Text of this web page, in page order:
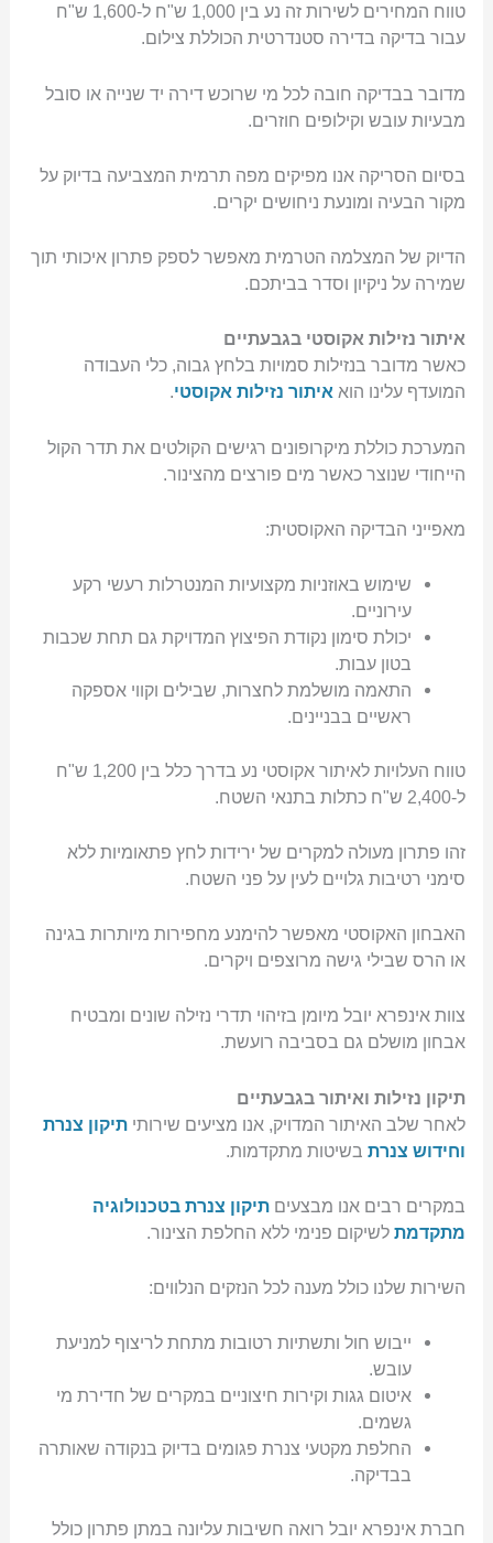
טווח המחירים לשירות זה נע בין 1,000 ש"ח ל-1,600 ש"ח
עבור בדיקה בדירה סטנדרטית הכוללת צילום.
מדובר בבדיקה חובה לכל מי שרוכש דירה יד שנייה או סובל
מבעיות עובש וקילופים חוזרים.
בסיום הסריקה אנו מפיקים מפה תרמית המצביעה בדיוק על
מקור הבעיה ומונעת ניחושים יקרים.
הדיוק של המצלמה הטרמית מאפשר לספק פתרון איכותי תוך
שמירה על ניקיון וסדר בביתכם.
איתור נזילות אקוסטי בגבעתיים
כאשר מדובר בנזילות סמויות בלחץ גבוה, כלי העבודה
המועדף עלינו הוא איתור נזילות אקוסטי.
המערכת כוללת מיקרופונים רגישים הקולטים את תדר הקול
הייחודי שנוצר כאשר מים פורצים מהצינור.
מאפייני הבדיקה האקוסטית:
שימוש באוזניות מקצועיות המנטרלות רעשי רקע
עירוניים.
יכולת סימון נקודת הפיצוץ המדויקת גם תחת שכבות
בטון עבות.
התאמה מושלמת לחצרות, שבילים וקווי אספקה
ראשיים בבניינים.
טווח העלויות לאיתור אקוסטי נע בדרך כלל בין 1,200 ש"ח
ל-2,400 ש"ח כתלות בתנאי השטח.
זהו פתרון מעולה למקרים של ירידות לחץ פתאומיות ללא
סימני רטיבות גלויים לעין על פני השטח.
האבחון האקוסטי מאפשר להימנע מחפירות מיותרות בגינה
או הרס שבילי גישה מרוצפים ויקרים.
צוות אינפרא יובל מיומן בזיהוי תדרי נזילה שונים ומבטיח
אבחון מושלם גם בסביבה רועשת.
תיקון נזילות ואיתור בגבעתיים
לאחר שלב האיתור המדויק, אנו מציעים שירותי תיקון צנרת
וחידוש צנרת בשיטות מתקדמות.
במקרים רבים אנו מבצעים תיקון צנרת בטכנולוגיה
מתקדמת לשיקום פנימי ללא החלפת הצינור.
השירות שלנו כולל מענה לכל הנזקים הנלווים:
ייבוש חול ותשתיות רטובות מתחת לריצוף למניעת
עובש.
איטום גגות וקירות חיצוניים במקרים של חדירת מי
גשמים.
החלפת מקטעי צנרת פגומים בדיוק בנקודה שאותרה
בבדיקה.
חברת אינפרא יובל רואה חשיבות עליונה במתן פתרון כולל